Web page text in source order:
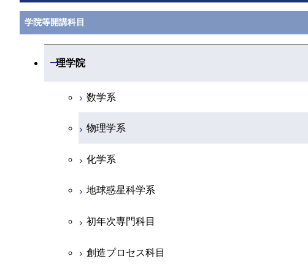
学院等開講科目
理学院
開閉
数学系
物理学系
化学系
地球惑星科学系
初年次専門科目
創造プロセス科目